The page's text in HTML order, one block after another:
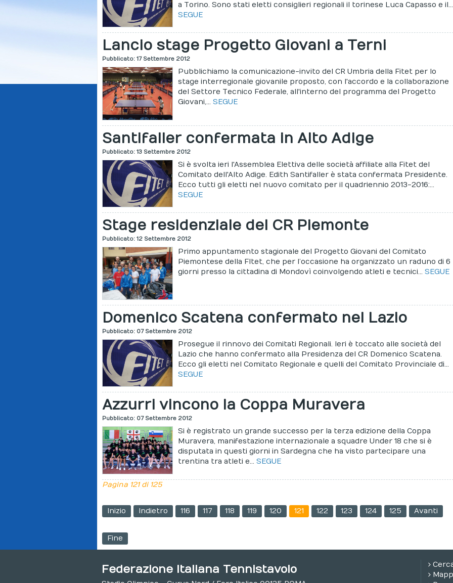
a Torino. Sono stati eletti consiglieri regionali il torinese Luca Capasso e il...
SEGUE
Lancio stage Progetto Giovani a Terni
Pubblicato: 17 Settembre 2012
Pubblichiamo la comunicazione-invito del CR Umbria della Fitet per lo
stage interregionale giovanile proposto, con l'accordo e la collaborazione
del Settore Tecnico Federale, all'interno del programma del Progetto
Giovani,...SEGUE
Santifaller confermata in Alto Adige
Pubblicato: 13 Settembre 2012
Si è svolta ieri l'Assemblea Elettiva delle società affiliate alla Fitet del
Comitato dell'Alto Adige. Edith Santifaller è stata confermata Presidente.
Ecco tutti gli eletti nel nuovo comitato per il quadriennio 2013-2016:...
SEGUE
Stage residenziale del CR Piemonte
Pubblicato: 12 Settembre 2012
Primo appuntamento stagionale del Progetto Giovani del Comitato
Piemontese della FItet, che per l’occasione ha organizzato un raduno di 6
giorni presso la cittadina di Mondovì coinvolgendo atleti e tecnici...SEGUE
Domenico Scatena confermato nel Lazio
Pubblicato: 07 Settembre 2012
Prosegue il rinnovo dei Comitati Regionali. Ieri è toccato alle società del
Lazio che hanno confermato alla Presidenza del CR Domenico Scatena.
Ecco gli eletti nel Comitato Regionale e quelli del Comitato Provinciale di...
SEGUE
Azzurri vincono la Coppa Muravera
Pubblicato: 07 Settembre 2012
Si è registrato un grande successo per la terza edizione della Coppa
Muravera, manifestazione internazionale a squadre Under 18 che si è
disputata in questi giorni in Sardegna che ha visto partecipare una
trentina tra atleti e...SEGUE
Pagina 121 di 125
Inizio Indietro 116 117 118 119 120 121 122 123 124 125 Avanti
Fine
Federazione Italiana Tennistavolo